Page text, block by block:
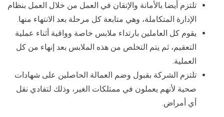
تلتزم أيضا بالأمانة والإتقان في العمل من خلال العمل بنظام
الإدارة المتكاملة، وهي متابعة كل مرحلة بعد الانتهاء منها.
يقوم كل العاملين بارتداء ملابس خاصة وواقية أثناء عملية
التعقيم، ثم يتم التخلص من هذه الملابس بعد إنهاء من كل
العملية.
تلتزم الشركة بقبول وضم العمالة الحاصلين على شهادات
صحية لأنهم يعملون في ممتلكات الغير، وذلك لتفادي نقل
أي أمراض.